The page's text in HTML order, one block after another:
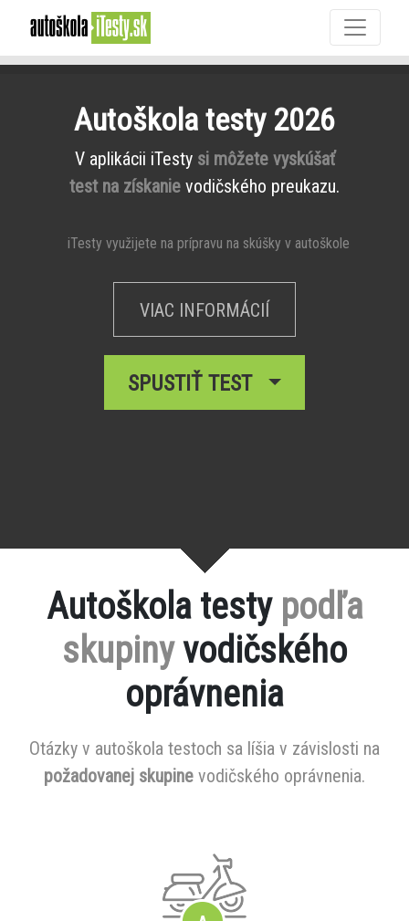
Autoškola testy 2026
V aplikácii iTesty si môžete vyskúšať
test na získanie vodičského preukazu.
iTesty využijete na prípravu na skúšky v autoškole
VIAC INFORMÁCIÍ
SPUSTIŤ TEST
Autoškola testy podľa
skupinyvodičského
oprávnenia
Otázky v autoškola testoch sa líšia v závislosti na
požadovanej skupine vodičského oprávnenia.